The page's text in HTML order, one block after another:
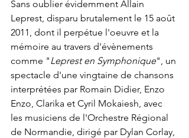
Sans oublier évidemment Allain
Leprest, disparu brutalement le 15 août
2011, dont il perpétue l'oeuvre et la
mémoire au travers d'évènements
comme "Leprest en Symphonique", un
spectacle d'une vingtaine de chansons
interprétées par Romain Didier, Enzo
Enzo, Clarika et Cyril Mokaiesh, avec
les musiciens de l'Orchestre Régional
de Normandie, dirigé par Dylan Corlay,